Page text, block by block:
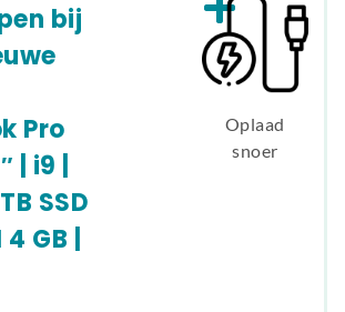
bij
Pro
| i9 |
SSD
GB |
Oplaad
snoer